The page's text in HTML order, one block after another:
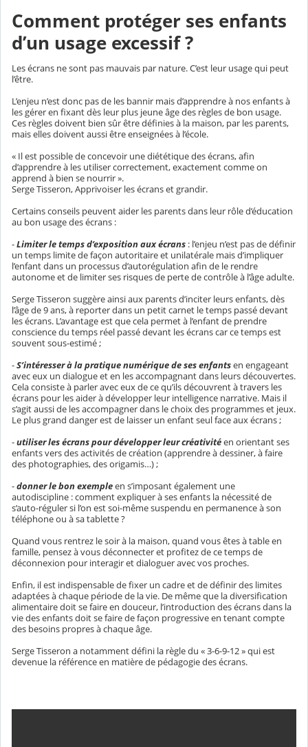
Comment protéger ses enfants
d’un usage excessif ?
Les écrans ne sont pas mauvais par nature. C’est leur usage qui peut
l’être.
L’enjeu n’est donc pas de les bannir mais d’apprendre à nos enfants à
les gérer en fixant dès leur plus jeune âge des règles de bon usage.
Ces règles doivent bien sûr être définies à la maison, par les parents,
mais elles doivent aussi être enseignées à l’école.
« Il est possible de concevoir une diététique des écrans, afin
d’apprendre à les utiliser correctement, exactement comme on
apprend à bien se nourrir ».
Serge Tisseron, Apprivoiser les écrans et grandir.
Certains conseils peuvent aider les parents dans leur rôle d’éducation
au bon usage des écrans :
-Limiter le temps d’exposition aux écrans : l’enjeu n’est pas de définir
un temps limite de façon autoritaire et unilatérale mais d’impliquer
l’enfant dans un processus d’autorégulation afin de le rendre
autonome et de limiter ses risques de perte de contrôle à l’âge adulte.
Serge Tisseron suggère ainsi aux parents d’inciter leurs enfants, dès
l’âge de 9 ans, à reporter dans un petit carnet le temps passé devant
les écrans. L’avantage est que cela permet à l’enfant de prendre
conscience du temps réel passé devant les écrans car ce temps est
souvent sous-estimé ;
-S’intéresser à la pratique numérique de ses enfantsen engageant
avec eux un dialogue et en les accompagnant dans leurs découvertes.
Cela consiste à parler avec eux de ce qu’ils découvrent à travers les
écrans pour les aider à développer leur intelligence narrative. Mais il
s’agit aussi de les accompagner dans le choix des programmes et jeux.
Le plus grand danger est de laisser un enfant seul face aux écrans ;
-utiliser les écrans pour développer leur créativitéen orientant ses
enfants vers des activités de création (apprendre à dessiner, à faire
des photographies, des origamis…) ;
-donner le bon exempleen s’imposant également une
autodiscipline : comment expliquer à ses enfants la nécessité de
s’auto-réguler si l’on est soi-même suspendu en permanence à son
téléphone ou à sa tablette ?
Quand vous rentrez le soir à la maison, quand vous êtes à table en
famille, pensez à vous déconnecter et profitez de ce temps de
déconnexion pour interagir et dialoguer avec vos proches.
Enfin, il est indispensable de fixer un cadre et de définir des limites
adaptées à chaque période de la vie. De même que la diversification
alimentaire doit se faire en douceur, l’introduction des écrans dans la
vie des enfants doit se faire de façon progressive en tenant compte
des besoins propres à chaque âge.
Serge Tisseron a notamment défini la règle du « 3-6-9-12 » qui est
devenue la référence en matière de pédagogie des écrans.